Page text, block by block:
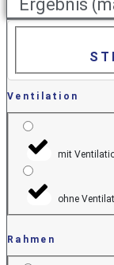
Ergebnis
Ventilation
mit
ohne
Rahmen